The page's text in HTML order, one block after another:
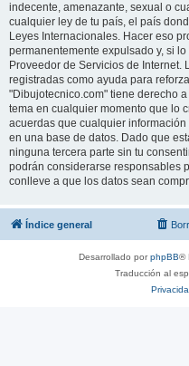
indecente, amenazante, sexual o
cualquier ley de tu país, el país
Leyes Internacionales. Hacer eso
permanentemente expulsado y, si
Proveedor de Servicios de Internet.
registradas como ayuda para
"Dibujotecnico.com" tiene derecho
tema en cualquier momento que lo
acuerdas que cualquier
en una base de datos. Dado que
ninguna tercera parte sin tu
podrán considerarse responsables
conlleve a que los datos sean
Índice general
Desarrollado porphpBB®
Traducción al